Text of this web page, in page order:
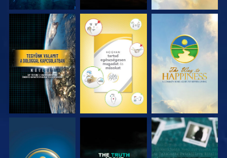
MŰSORNÉZÉS MŰSORNÉZÉS MŰSORNÉZÉS
MŰSORNÉZÉS MŰSORNÉZÉS MŰSORNÉZÉS